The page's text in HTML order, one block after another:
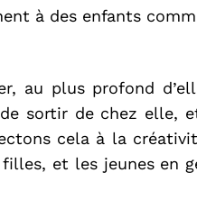
à des enfants
au plus profond
sortir de chez elle,
cela à la
et les jeunes en